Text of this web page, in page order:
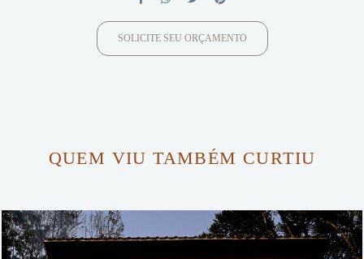
SOLICITE SEU ORÇAMENTO
QUEM VIU TAMBÉM CURTIU